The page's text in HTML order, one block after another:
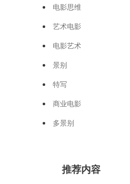
电影思维
艺术电影
电影艺术
景别
特写
商业电影
多景别
推荐内容